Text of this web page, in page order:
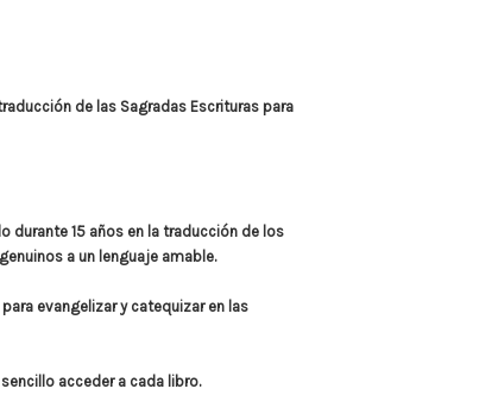
de las Sagradas Escrituras para
durante 15 años en la traducción de los
a un lenguaje amable.
evangelizar y catequizar en las
acceder a cada libro.